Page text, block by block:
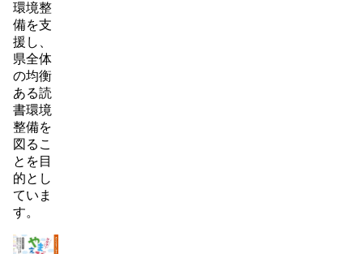
環境整
備を支
援し、
県全体
の均衡
ある読
書環境
整備を
図るこ
とを目
的とし
ていま
す。